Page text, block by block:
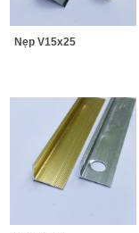
Nẹp V15x25